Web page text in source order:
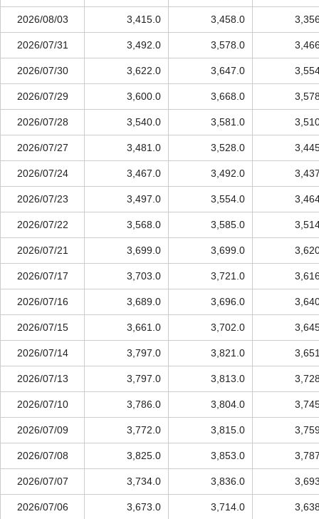
2026/08/03 3,415.0 3,458.0
2026/07/31 3,492.0 3,578.0
2026/07/30 3,622.0 3,647.0
2026/07/29 3,600.0 3,668.0
2026/07/28 3,540.0 3,581.0
2026/07/27 3,481.0 3,528.0
2026/07/24 3,467.0 3,492.0
2026/07/23 3,497.0 3,554.0
2026/07/22 3,568.0 3,585.0
2026/07/21 3,699.0 3,699.0
2026/07/17 3,703.0 3,721.0
2026/07/16 3,689.0 3,696.0
2026/07/15 3,661.0 3,702.0
2026/07/14 3,797.0 3,821.0
2026/07/13 3,797.0 3,813.0
2026/07/10 3,786.0 3,804.0
2026/07/09 3,772.0 3,815.0
2026/07/08 3,825.0 3,853.0
2026/07/07 3,734.0 3,836.0
2026/07/06 3,673.0 3,714.0